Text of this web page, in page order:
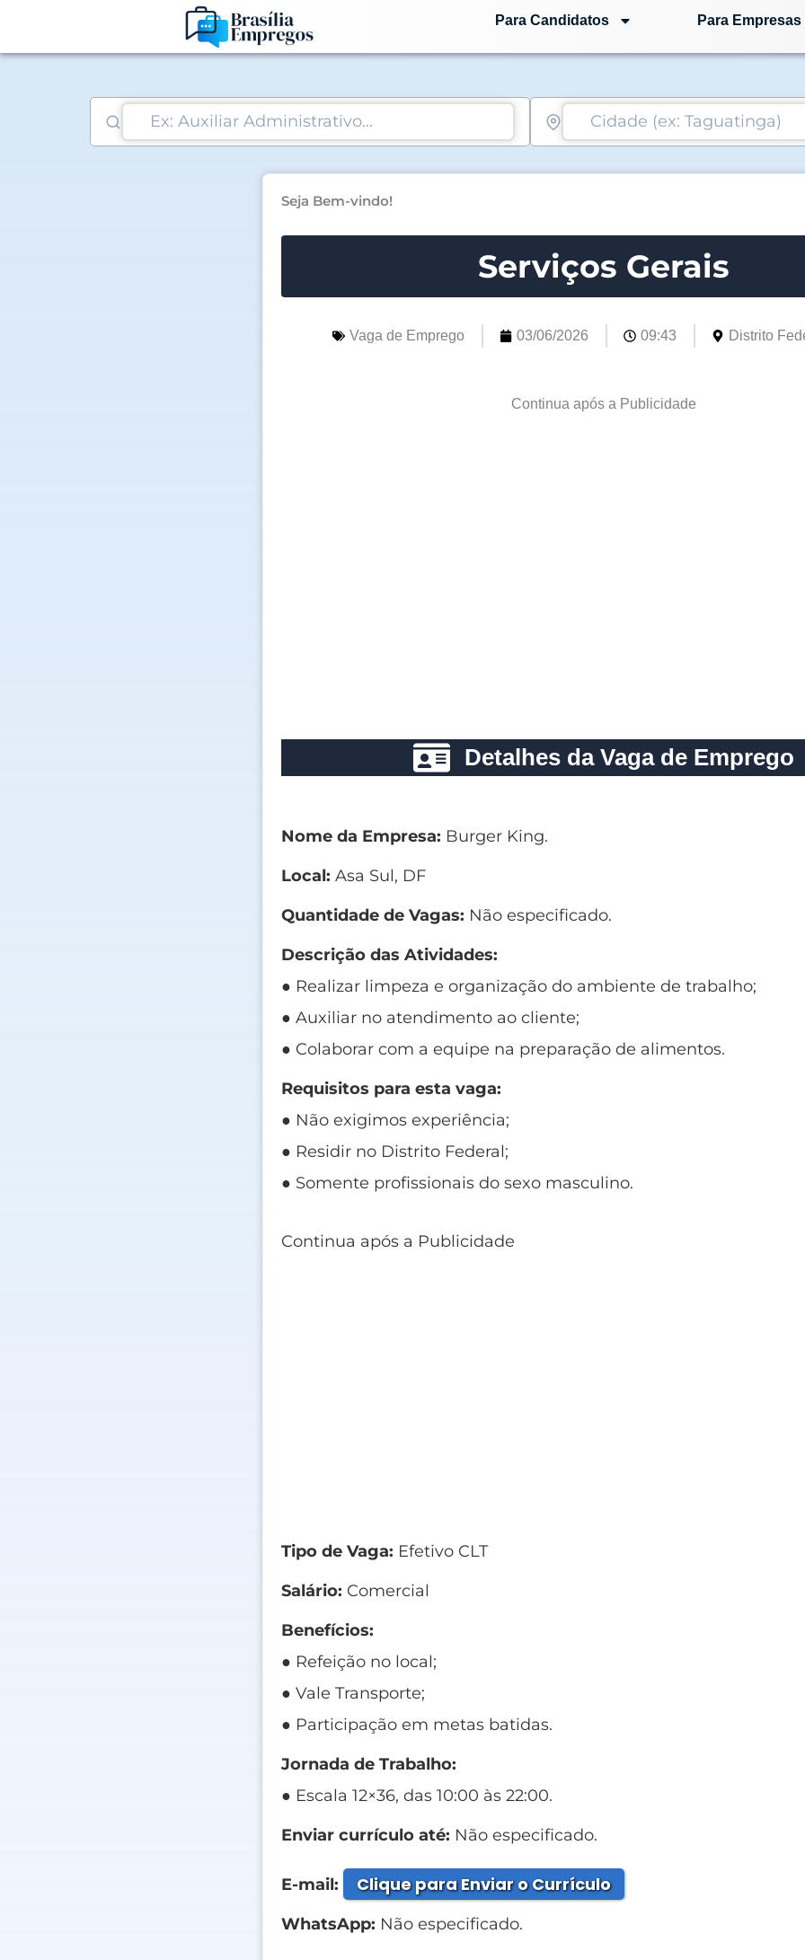
o
Para Candidatos Para Empresas
Seja Bem-vindo!
Serviços Gerais
Vaga de Emprego 03/06/2026 09:43 Distrito
Continua após a Publicidade
Detalhes da Vaga de Emprego
Nome da Empresa: Burger King.
Local: Asa Sul, DF
Quantidade de Vagas: Não especificado.
Descrição das Atividades:
● Realizar limpeza e organização do ambiente de trabalho;
● Auxiliar no atendimento ao cliente;
● Colaborar com a equipe na preparação de alimentos.
Requisitos para esta vaga:
● Não exigimos experiência;
● Residir no Distrito Federal;
● Somente profissionais do sexo masculino.
Continua após a Publicidade
Tipo de Vaga: Efetivo CLT
Salário: Comercial
Benefícios:
● Refeição no local;
● Vale Transporte;
● Participação em metas batidas.
Jornada de Trabalho:
● Escala 12×36, das 10:00 às 22:00.
Enviar currículo até: Não especificado.
E-mail: Clique para Enviar o Currículo
WhatsApp: Não especificado.